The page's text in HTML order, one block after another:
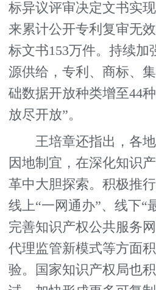
标异议评审决定文书实
来累计公开专利复审无
标文书153万件。持续加
源供给，专利、商标、
础数据开放种类增至44
放尽开放”。
王培章还指出，各地
因地制宜，在深化知识
革中大胆探索。积极推
线上“一网通办”、线下“
完善知识产权公共服务
代理监管新模式等方面
验。国家知识产权局也